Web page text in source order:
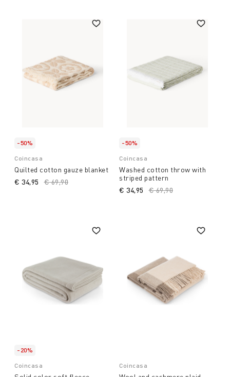
-50%
Coincasa
Quilted cotton gauze blanket
Price reduced from
€ 69,90
€ 34,95
-50%
Coincasa
Washed cotton throw with
striped pattern
Price reduced from
€ 69,90
€ 34,95
-20%
Coincasa
Coincasa